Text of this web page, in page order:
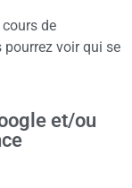
de
pourrez voir qui se
et/ou